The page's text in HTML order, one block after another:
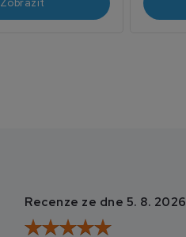
Zobrazit
Recenze ze dne 5. 8. 2026